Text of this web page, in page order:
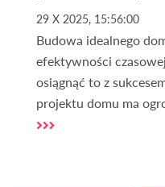
29 X 2025, 15:56:00
Budowa idealnego
efektywności
osiągnąć to z
projektu domu ma
projekty domów